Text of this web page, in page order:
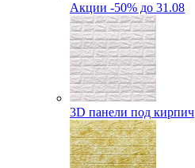
Акции -50% до 31.08
3D панели под кирпич